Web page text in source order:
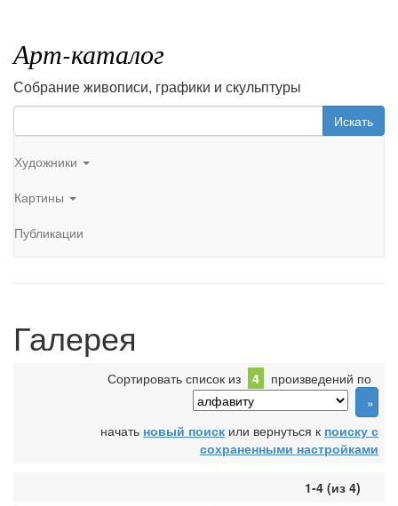
Арт-каталог
Собрание живописи, графики и скульптуры
Искать
Художники
Картины
Публикации
Галерея
Сортировать список из 4 произведений по
начать новый поиск или вернуться к поиску с
сохраненными настройками
1-4 (из 4)